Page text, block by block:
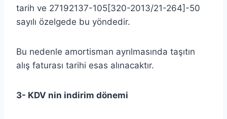
tarih ve 27192137-105[320-2013/21-264]-50
sayılı özelgede bu yöndedir.
Bu nedenle amortisman ayrılmasında taşıtın
alış faturası tarihi esas alınacaktır.
3- KDV nin indirim dönemi